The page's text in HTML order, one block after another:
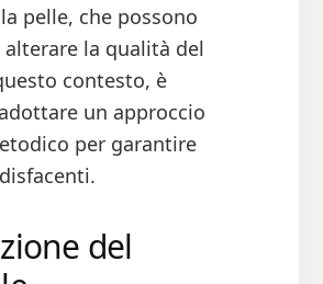
pelle, che possono
alterare la qualità del
contesto, è
un approccio
per garantire
del